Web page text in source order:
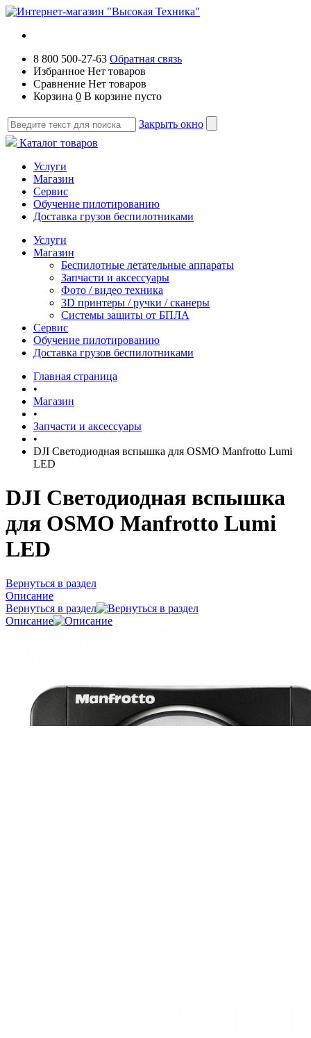
8 800 500-27-63 Обратная связь
Избранное Нет товаров
Сравнение Нет товаров
Корзина 0 В корзине пусто
Закрыть окно
Каталог товаров
Услуги
Магазин
Сервис
Обучение пилотированию
Доставка грузов беспилотниками
Услуги
Магазин
Беспилотные летательные аппараты
Запчасти и аксессуары
Фото / видео техника
3D принтеры / ручки / сканеры
Системы защиты от БПЛА
Сервис
Обучение пилотированию
Доставка грузов беспилотниками
Главная страница
•
Магазин
•
Запчасти и аксессуары
•
DJI Светодиодная вспышка для OSMO Manfrotto Lumi
LED
DJI Светодиодная вспышка
для OSMO Manfrotto Lumi
LED
Вернуться в раздел
Описание
Вернуться в раздел
Описание